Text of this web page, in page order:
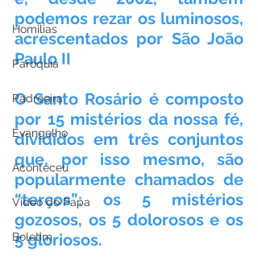
Homilias
Paróquia
Padroeira
Evangelho
Aconteceu
Video do Papa
Boletim
podemos rezar os luminosos,
acrescentados por São João
Paulo II
O Santo Rosário é composto
por 15 mistérios da nossa fé,
divididos em três conjuntos
que, por isso mesmo, são
popularmente chamados de
“terços”: os 5 mistérios
gozosos, os 5 dolorosos e os
5 gloriosos.